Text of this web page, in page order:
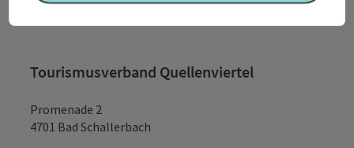
Kontakt
Tourismusverband Quellenviertel
Promenade 2
4701 Bad Schallerbach